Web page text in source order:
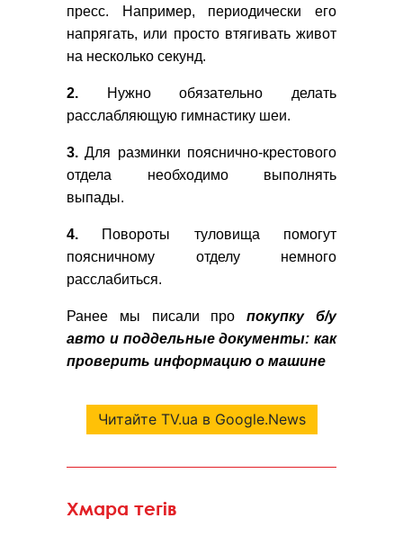
пресс. Например, периодически его
напрягать, или просто втягивать живот
на несколько секунд.
2. Нужно обязательно делать
расслабляющую гимнастику шеи.
3. Для разминки пояснично-крестового
отдела необходимо выполнять
выпады.
4. Повороты туловища помогут
поясничному отделу немного
расслабиться.
Ранее мы писали пропокупку б/у
авто и поддельные документы: как
проверить информацию о машине
Читайте TV.ua в Google.News
Хмара тегів